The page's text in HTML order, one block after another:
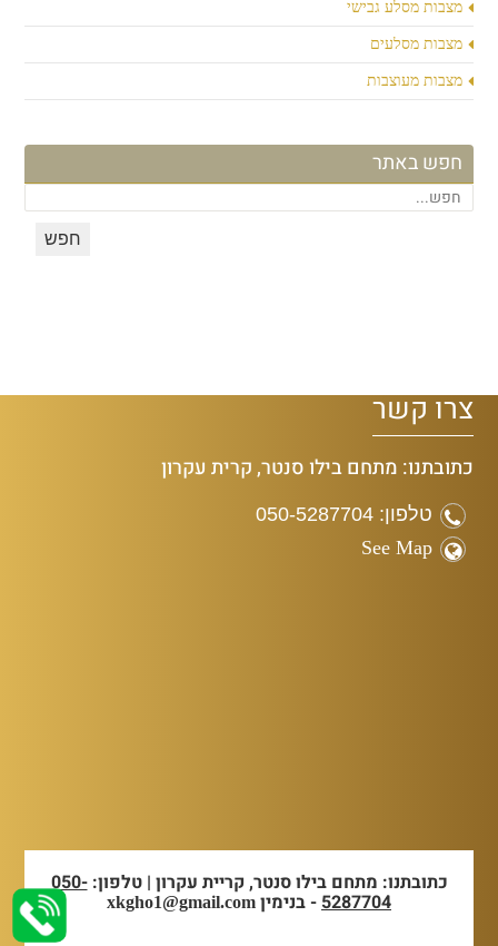
מצבות מסלע גבישי
מצבות מסלעים
מצבות מעוצבות
חפש באתר
צרו קשר
כתובתנו: מתחם בילו סנטר, קרית עקרון
טלפון: 050-5287704
See Map
כתובתנו: מתחם בילו סנטר, קריית עקרון | טלפון:050-
5287704- בנימין xkgho1@gmail.com